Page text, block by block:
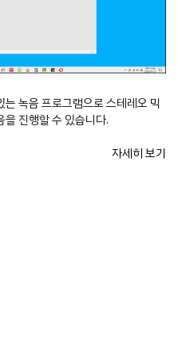
녹음 프로그램으로 스테레오 믹
진행할 수 있습니다.
자세히 보기